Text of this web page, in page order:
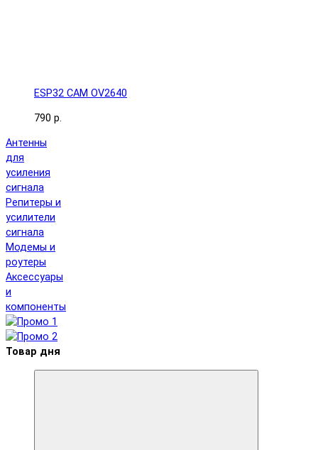
ESP32 CAM OV2640
790 р.
Антенны
для
усиления
сигнала
Репитеры и
усилители
сигнала
Модемы и
роутеры
Аксессуары
и
компоненты
Товар дня